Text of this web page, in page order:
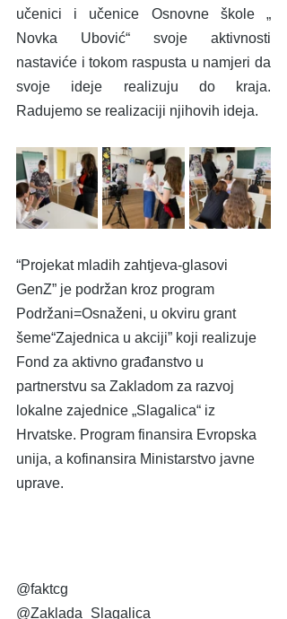
učenici i učenice Osnovne škole „
Novka Ubović“ svoje aktivnosti
nastaviće i tokom raspusta u namjeri da
svoje ideje realizuju do kraja.
Radujemo se realizaciji njihovih ideja.
“Projekat mladih zahtjeva-glasovi
GenZ” je podržan kroz program
Podržani=Osnaženi, u okviru grant
šeme“Zajednica u akciji” koji realizuje
Fond za aktivno građanstvo u
partnerstvu sa Zakladom za razvoj
lokalne zajednice „Slagalica“ iz
Hrvatske. Program finansira Evropska
unija, a kofinansira Ministarstvo javne
uprave.
@faktcg
@Zaklada_Slagalica